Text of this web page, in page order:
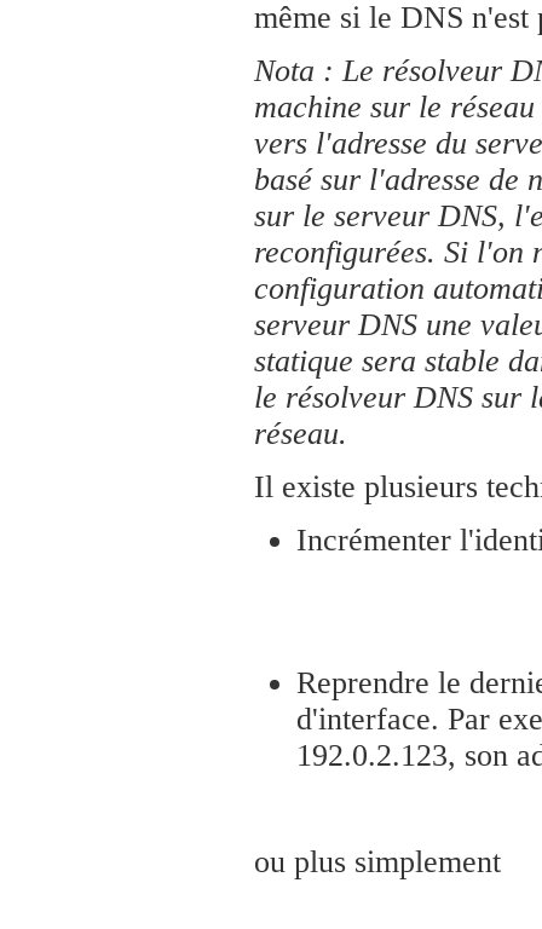
même si le DNS n'est
Nota : Le résolveur
machine sur le
vers l'adresse du
basé sur l'adresse de
sur le serveur DNS,
reconfigurées. Si l'on
configuration
serveur DNS une
statique sera stable
le résolveur DNS sur
réseau.
Il existe plusieurs
Incrémenter
Reprendre le
d'interface. Par
192.0.2.123, son
ou plus simplement